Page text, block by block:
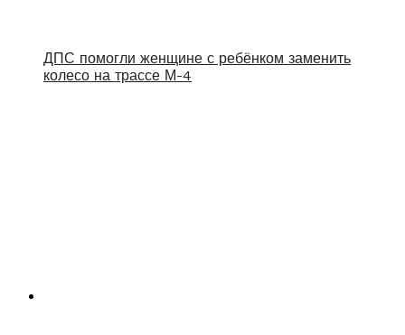
ДПС помогли женщине с ребёнком заменить
колесо на трассе М-4